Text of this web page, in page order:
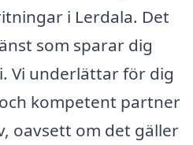
i Lerdala. Det
som sparar dig
Vi underlättar för dig
kompetent partner
oavsett om det gäller